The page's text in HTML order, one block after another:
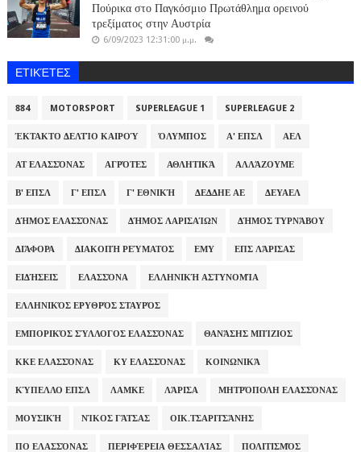
Πούρικα στο Παγκόσμιο Πρωτάθλημα ορεινού
τρεξίματος στην Αυστρία
6/09/2023 12:31:00 μ.μ.
ΕΤΙΚΈΤΕΣ
884 MOTORSPORT SUPERLEAGUE 1 SUPERLEAGUE 2
ΈΚΤΑΚΤΟ ΔΕΛΤΊΟ ΚΑΙΡΟΎ ΌΛΥΜΠΟΣ Α' ΕΠΣΛ ΑΕΛ
ΑΤ ΕΛΑΣΣΌΝΑΣ ΑΓΡΌΤΕΣ ΑΘΛΗΤΙΚΆ ΑΛΛΆΖΟΥΜΕ
Β' ΕΠΣΛ Γ' ΕΠΣΛ Γ' ΕΘΝΙΚΉ ΔΕΔΔΗΕ ΑΕ ΔΕΥΑΕΛ
ΔΉΜΟΣ ΕΛΑΣΣΌΝΑΣ ΔΉΜΟΣ ΛΑΡΙΣΑΊΩΝ ΔΉΜΟΣ ΤΥΡΝΆΒΟΥ
ΔΙΆΦΟΡΑ ΔΙΑΚΟΠΉ ΡΕΎΜΑΤΟΣ ΕΜΥ ΕΠΣ ΛΆΡΙΣΑΣ
ΕΙΔΉΣΕΙΣ ΕΛΑΣΣΌΝΑ ΕΛΛΗΝΙΚΉ ΑΣΤΥΝΟΜΊΑ
ΕΛΛΗΝΙΚΌΣ ΕΡΥΘΡΌΣ ΣΤΑΥΡΌΣ
ΕΜΠΟΡΙΚΌΣ ΣΎΛΛΟΓΟΣ ΕΛΑΣΣΌΝΑΣ ΘΑΝΆΣΗΣ ΜΠΊΖΙΟΣ
ΚΚΕ ΕΛΑΣΣΌΝΑΣ ΚΥ ΕΛΑΣΣΌΝΑΣ ΚΟΙΝΩΝΙΚΆ
ΚΎΠΕΛΛΟ ΕΠΣΛ ΛΑΜΚΕ ΛΆΡΙΣΑ ΜΗΤΡΌΠΟΛΗ ΕΛΑΣΣΌΝΑΣ
ΜΟΥΣΙΚΉ ΝΊΚΟΣ ΓΆΤΣΑΣ ΟΙΚ.ΤΣΑΡΙΤΣΆΝΗΣ
ΠΟ ΕΛΑΣΣΌΝΑΣ ΠΕΡΙΦΈΡΕΙΑ ΘΕΣΣΑΛΊΑΣ ΠΟΛΙΤΙΣΜΌΣ